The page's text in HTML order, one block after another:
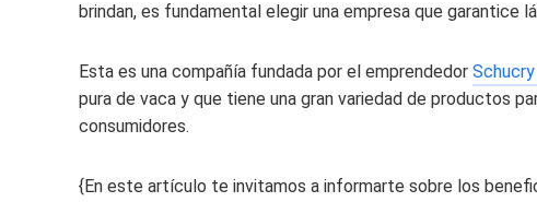
brindan, es fundamental elegir una empresa que garantice
Esta es una compañía fundada por el emprendedor
pura de vaca y que tiene una gran variedad de productos
consumidores.
{En este artículo te invitamos a informarte sobre los